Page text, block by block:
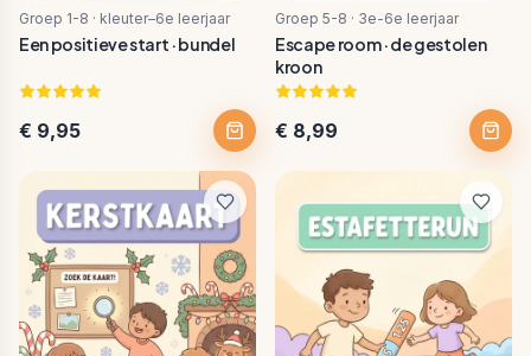
Groep 1-8 · kleuter–6e leerjaar
Een positieve start · bundel
€ 9,95
Groep 5-8 · 3e-6e leerjaar
Escape room · de gestolen
kroon
€ 8,99